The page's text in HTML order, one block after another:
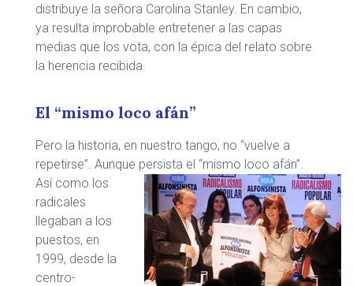
distribuye la señora Carolina Stanley. En cambio,
ya resulta improbable entretener a las capas
medias que los vota, con la épica del relato sobre
la herencia recibida.
El “mismo loco afán”
Pero la historia, en nuestro tango, no “vuelve a
repetirse”. Aunque persista el “mismo loco afán”.
Así como los
radicales
llegaban a los
puestos, en
1999, desde la
centro-